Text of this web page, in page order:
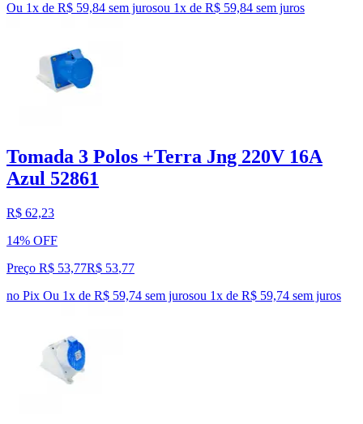
Ou 1x de R$ 59,84 sem jurosou 1x de R$ 59,84 sem juros
Tomada 3 Polos +Terra Jng 220V 16A
Azul 52861
R$ 62,23
14% OFF
Preço R$ 53,77R$ 53,77
no Pix Ou 1x de R$ 59,74 sem jurosou 1x de R$ 59,74 sem juros